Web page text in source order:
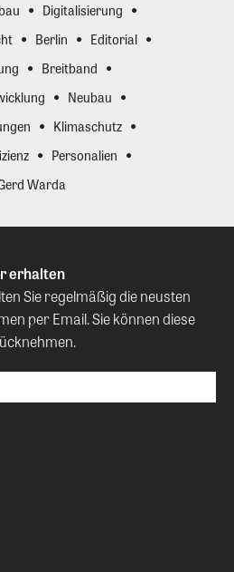
Digitalisierung
Berlin
Editorial
Breitband
Neubau
Klimaschutz
Personalien
Warda
erhalten
Sie regelmäßig die neusten
per Email. Sie können diese